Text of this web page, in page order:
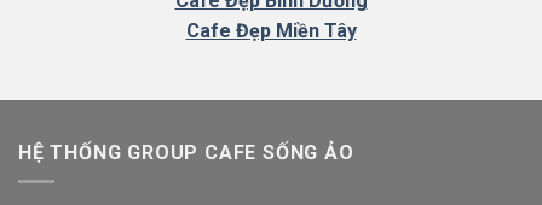
Cafe Đẹp Miền Tây
HỆ THỐNG GROUP CAFE SỐNG ẢO